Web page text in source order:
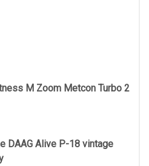
M Zoom Metcon Turbo 2
DAAG Alive P-18 vintage